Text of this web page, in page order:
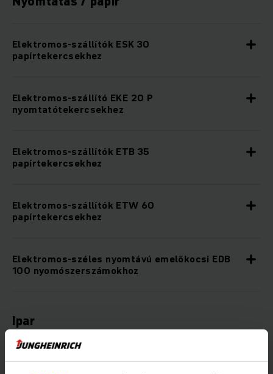
Elektromos-szállítók ESK 30
papírtekercsekhez
Elektromos-szállító EKE 20 P
nyomtatótekercsekhez
Elektromos-szállítók ETB 35
papírtekercsekhez
Elektromos-szállítók ETW 60
papírtekercsekhez
Elektromos-széles nyomtávú emelőkocsi EDB
100 nyomószerszámokhoz
Ipar
Elektromos-szállító ETB 80 acéltekercsekhez